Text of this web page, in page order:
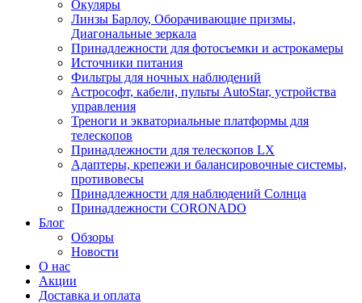
Окуляры
Линзы Барлоу, Оборачивающие призмы,
Диагональные зеркала
Принадлежности для фотосъемки и астрокамеры
Источники питания
Фильтры для ночных наблюдений
Астрософт, кабели, пульты AutoStar, устройства
управления
Треноги и экваториальные платформы для
телескопов
Принадлежности для телескопов LX
Адаптеры, крепежи и балансировочные системы,
противовесы
Принадлежности для наблюдений Солнца
Принадлежности CORONADO
Блог
Обзоры
Новости
О нас
Акции
Доставка и оплата